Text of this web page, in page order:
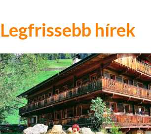
Legfrissebb hírek